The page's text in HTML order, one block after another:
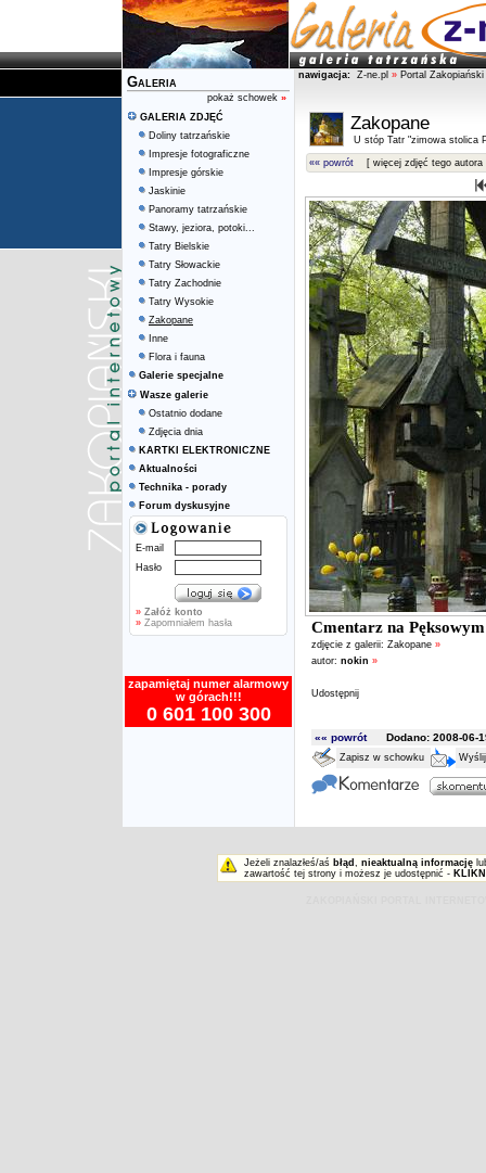
Galeria
pokaż schowek »
GALERIA ZDJĘĆ
Doliny tatrzańskie
Impresje fotograficzne
Impresje górskie
Jaskinie
Panoramy tatrzańskie
Stawy, jeziora, potoki...
Tatry Bielskie
Tatry Słowackie
Tatry Zachodnie
Tatry Wysokie
Zakopane
Inne
Flora i fauna
Galerie specjalne
Wasze galerie
Ostatnio dodane
Zdjęcia dnia
KARTKI ELEKTRONICZNE
Aktualności
Technika - porady
Forum dyskusyjne
E-mail
Hasło
» Załóż konto
» Zapomniałem hasła
zapamiętaj numer alarmowy
w górach!!!
0 601 100 300
nawigacja: Z-ne.pl » Portal Zakopiański
Zakopane
U stóp Tatr "zimowa stolica
«« powrót [ więcej zdjęć tego autora
Cmentarz na
zdjęcie z galerii: Zakopane »
autor: nokin »
Udostępnij
«« powrótDodano: 2008-06-
Zapisz w schowku
Jeżeli znalazłeś/aś błąd , nieaktualną informację
zawartość tej strony i możesz je udostępnić -